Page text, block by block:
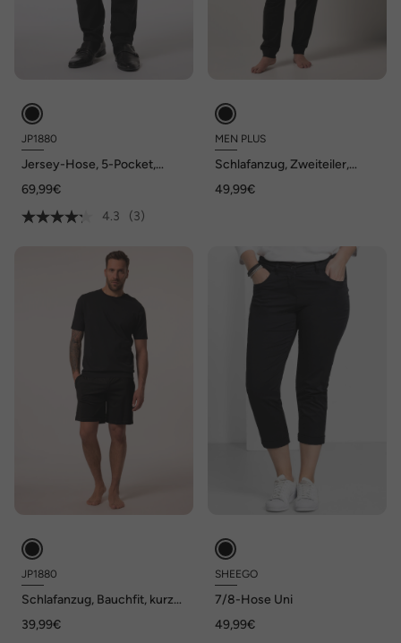
JP1880
Jersey-Hose, 5-Pocket,
Baukasten NEW YORK, bis 8
69,99€
4.3
(3)
MEN PLUS
Schlafanzug, Zweiteiler,
49,99€
JP1880
Schlafanzug, Bauchfit, kurzer
39,99€
SHEEGO
7/8-Hose Uni
49,99€